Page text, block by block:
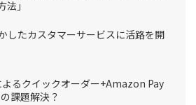
法」
したカスタマーサービスに活路を開
るクイックオーダー+Amazon Pay
課題解決？